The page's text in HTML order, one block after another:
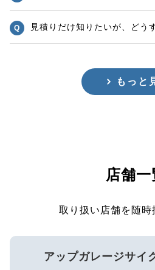
見積りだけ知りたいが、どう
もっと
店舗一
取り扱い店舗を随時
アップガレージサイ